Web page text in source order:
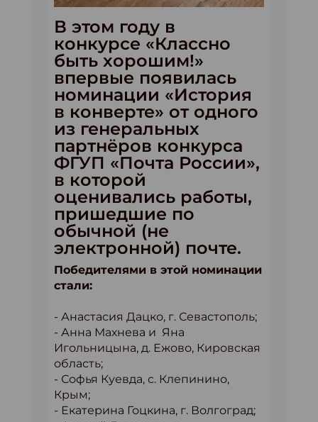
В этом году в
конкурсе «Классно
быть хорошим!»
впервые появилась
номинации «История
в конверте» от одного
из генеральных
партнёров конкурса
ФГУП «Почта России»,
в которой
оценивались работы,
пришедшие по
обычной (не
электронной) почте.
Победителями в этой номинации
стали:
- Анастасия Дацко, г. Севастополь;
- Анна Махнева и Яна
Игольницына, д. Ежово, Кировская
область;
- Софья Куевда, с. Клепинино,
Крым;
- Екатерина Гоцкина, г. Волгоград;